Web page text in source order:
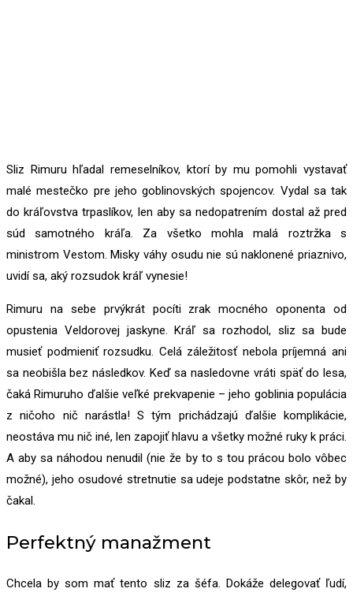
Sliz Rimuru hľadal remeselníkov, ktorí by mu pomohli vystavať
malé mestečko pre jeho goblinovských spojencov. Vydal sa tak
do kráľovstva trpaslíkov, len aby sa nedopatrením dostal až pred
súd samotného kráľa. Za všetko mohla malá roztržka s
ministrom Vestom. Misky váhy osudu nie sú naklonené priaznivo,
uvidí sa, aký rozsudok kráľ vynesie!
Rimuru na sebe prvýkrát pocíti zrak mocného oponenta od
opustenia Veldorovej jaskyne. Kráľ sa rozhodol, sliz sa bude
musieť podmieniť rozsudku. Celá záležitosť nebola príjemná ani
sa neobišla bez následkov. Keď sa nasledovne vráti späť do lesa,
čaká Rimuruho ďalšie veľké prekvapenie – jeho goblinia populácia
z ničoho nič narástla! S tým prichádzajú ďalšie komplikácie,
neostáva mu nič iné, len zapojiť hlavu a všetky možné ruky k práci.
A aby sa náhodou nenudil (nie že by to s tou prácou bolo vôbec
možné), jeho osudové stretnutie sa udeje podstatne skôr, než by
čakal.
Perfektný manažment
Chcela by som mať tento sliz za šéfa. Dokáže delegovať ľudí,